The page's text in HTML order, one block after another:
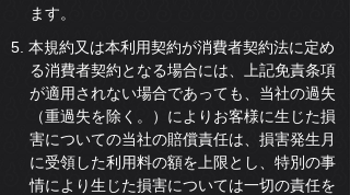
ます。
5. 本規約又は本利用契約が消費者契約法に定め
る消費者契約となる場合には、上記免責条項
が適用されない場合であっても、当社の過失
（重過失を除く。）によりお客様に生じた損
害についての当社の賠償責任は、損害発生月
に受領した利用料の額を上限とし、特別の事
情により生じた損害については一切の責任を